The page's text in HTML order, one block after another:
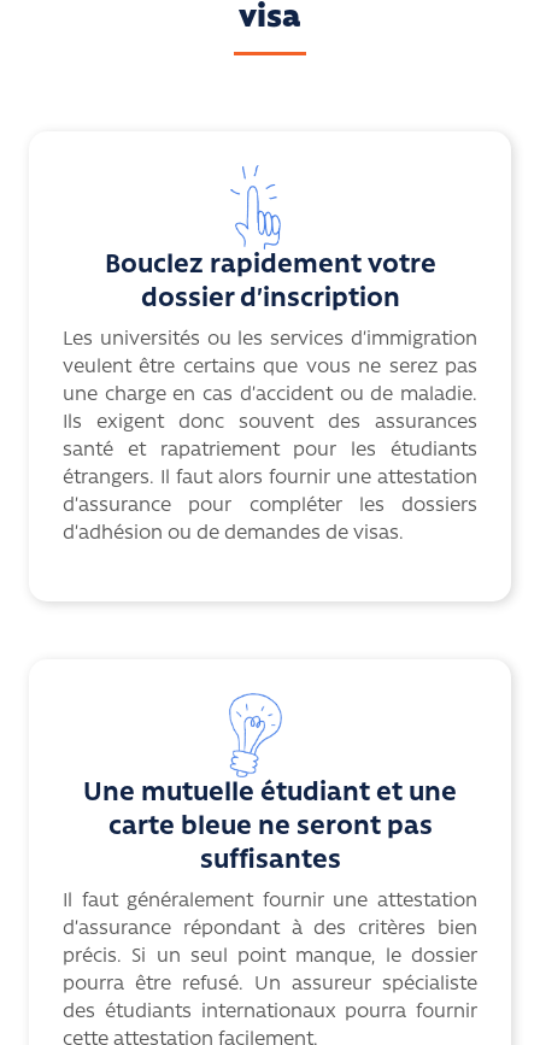
visa
Bouclez rapidement votre
dossier d’inscription
Les universités ou les services d’immigration
veulent être certains que vous ne serez pas
une charge en cas d’accident ou de maladie.
Ils exigent donc souvent des assurances
santé et rapatriement pour les étudiants
étrangers. Il faut alors fournir une attestation
d’assurance pour compléter les dossiers
d’adhésion ou de demandes de visas.
Une mutuelle étudiant et une
carte bleue ne seront pas
suffisantes
Il faut généralement fournir une attestation
d’assurance répondant à des critères bien
précis. Si un seul point manque, le dossier
pourra être refusé. Un assureur spécialiste
des étudiants internationaux pourra fournir
cette attestation facilement.